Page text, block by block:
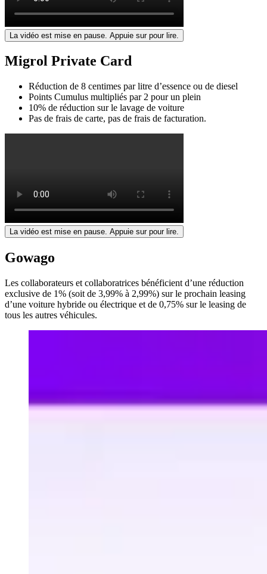
La vidéo est mise en pause. Appuie sur pour lire.
Migrol Private Card
Réduction de 8 centimes par litre d’essence ou de diesel
Points Cumulus multipliés par 2 pour un plein
10% de réduction sur le lavage de voiture
Pas de frais de carte, pas de frais de facturation.
La vidéo est mise en pause. Appuie sur pour lire.
Gowago
Les collaborateurs et collaboratrices bénéficient d’une réduction
exclusive de 1% (soit de 3,99% à 2,99%) sur le prochain leasing
d’une voiture hybride ou électrique et de 0,75% sur le leasing de
tous les autres véhicules.